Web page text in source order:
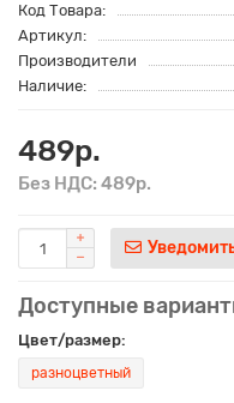
Код Товара:
Артикул:
Производители
Наличие:
489р.
Без НДС: 489р.
Доступные
Цвет/размер:
разноцветный